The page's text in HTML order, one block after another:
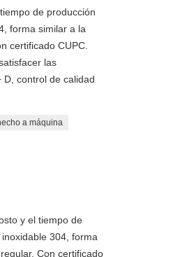
de producción
forma similar a la
certificado CUPC.
las
D, control de calidad
a máquina
y el tiempo de
304, forma
Con certificado